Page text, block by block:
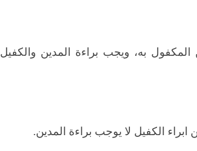
المكفول به، ويجب براءة المدين والكفيل
ابراء الكفيل لا يوجب براءة المدين.